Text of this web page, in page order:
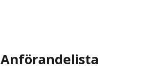
Anförandelista